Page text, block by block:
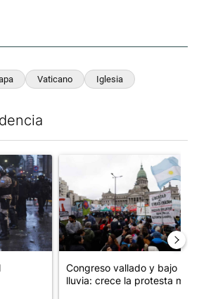
Vaticano Iglesia
con el título "La tensión frente al
Un artículo de tendencia
Congreso vallado y bajo la
lluvia: crece la protesta mi...